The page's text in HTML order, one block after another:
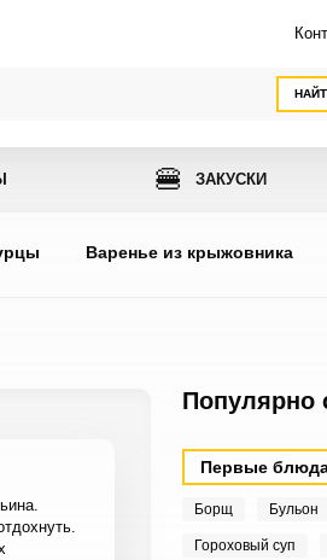
🍔 ЗАКУСКИ
Варенье из крыжовника
Популярно
Первые
Борщ Бульон
Гороховый суп